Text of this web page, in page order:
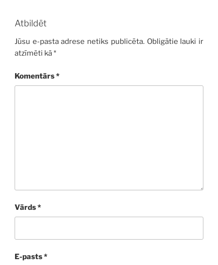
Atbildēt
Jūsu e-pasta adrese netiks publicēta. Obligātie lauki ir
atzīmēti kā*
Komentārs*
Vārds*
E-pasts*